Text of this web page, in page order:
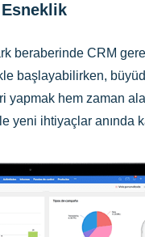
Esneklik
beraberinde CRM
başlayabilirken,
hem zaman
yeni ihtiyaçlar anında